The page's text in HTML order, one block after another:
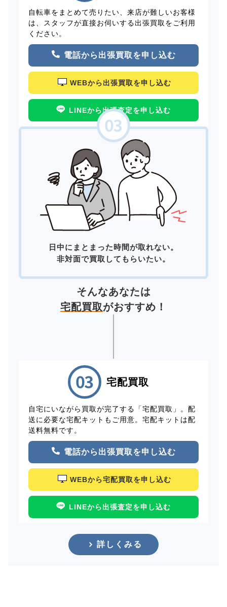
自転車をまとめて売りたい、来店が難しいお客様
は、スタッフが直接お伺いする出張買取をご利用
ください。
電話から出張買取を申し込む
WEBから出張買取を申し込む
LINEから出張査定を申し込む
日中にまとまった時間が取れない。
非対面で買取してもらいたい。
そんなあなたは
宅配買取がおすすめ！
宅配買取
自宅にいながら買取が完了する「宅配買取」。配
送に必要な宅配キットもご用意。宅配キットは配
送料無料です。
電話から出張買取を申し込む
WEBから宅配買取を申し込む
LINEから出張査定を申し込む
詳しくみる